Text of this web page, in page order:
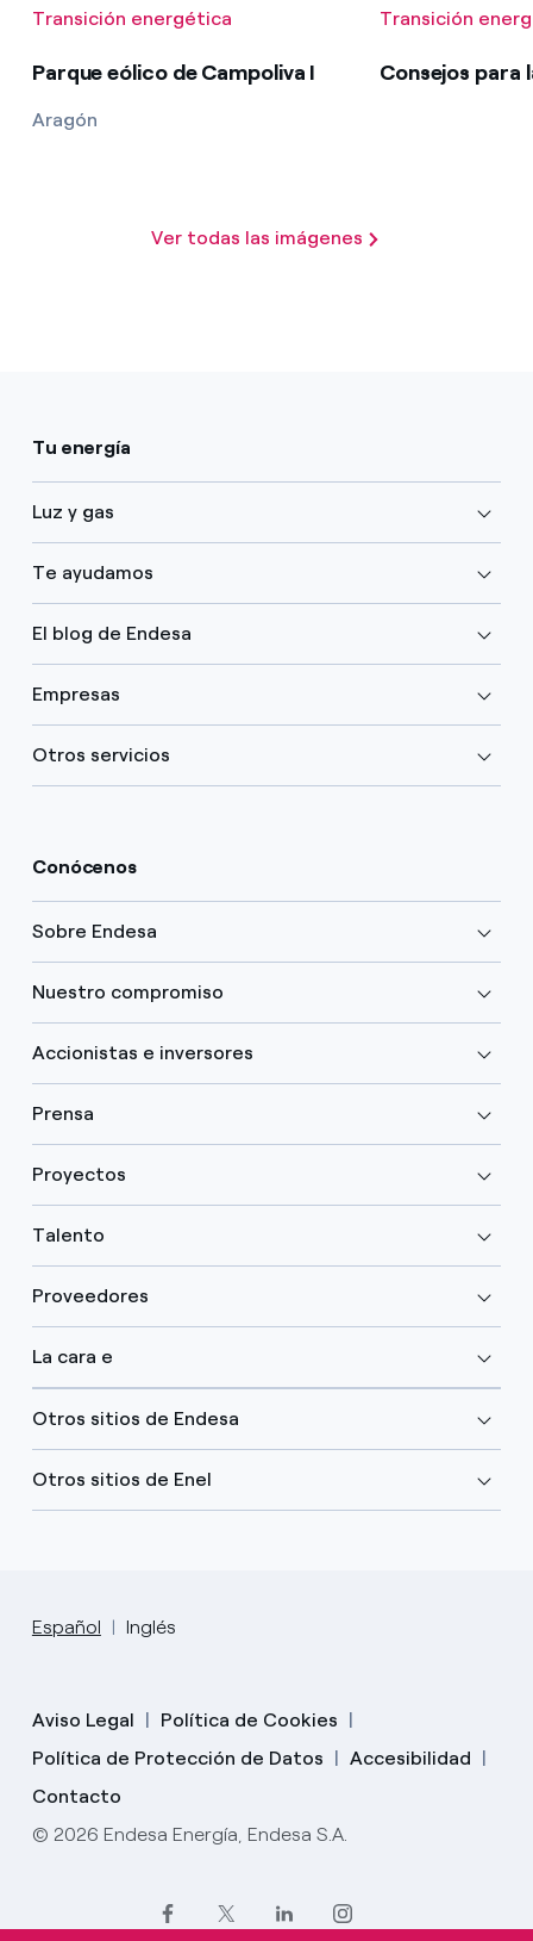
Transición energética
Parque eólico de Campoliva I
Aragón
Transición
Consejos para
Ver todas las imágenes
Tu energía
Luz y gas
Te ayudamos
El blog de Endesa
Empresas
Otros servicios
Conócenos
Sobre Endesa
Nuestro compromiso
Accionistas e inversores
Prensa
Proyectos
Talento
Proveedores
La cara e
Otros sitios de Endesa
Otros sitios de Enel
Español Inglés
Aviso Legal
Política de Cookies
Política de Protección de Datos
Accesibilidad
Contacto
© 2026 Endesa Energía, Endesa S.A.